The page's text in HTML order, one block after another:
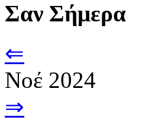
Σαν Σήμερα
⇐
Νοέ 2024
⇒